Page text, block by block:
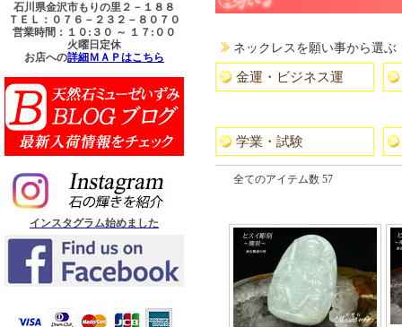
石川県金沢市もりの里２－１８８
ＴＥＬ：０７６－２３２－８０７０
営業時間：１０:３０ ～ １７:００
火曜日定休
お店への詳細ＭＡＰはこちら
インスタグラム始めました
ネックレスを願い事から選ぶ
金運・ビジネス運
学業・試験
全てのアイテ